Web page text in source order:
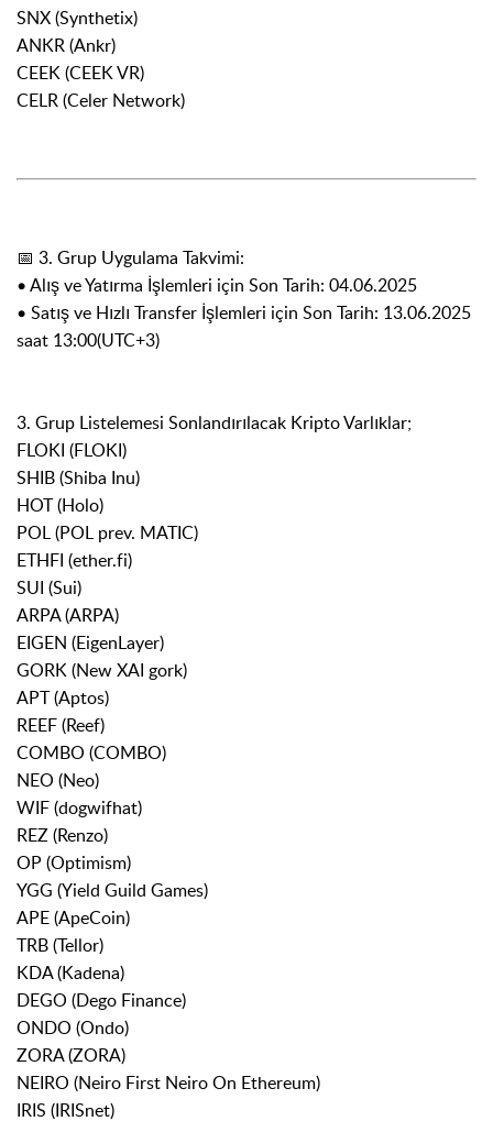
SNX (Synthetix)
ANKR (Ankr)
CEEK (CEEK VR)
CELR (Celer Network)
📅 3. Grup Uygulama Takvimi:
• Alış ve Yatırma İşlemleri için Son Tarih: 04.06.2025
• Satış ve Hızlı Transfer İşlemleri için Son Tarih: 13.06.2025
saat 13:00(UTC+3)
3. Grup Listelemesi Sonlandırılacak Kripto Varlıklar;
FLOKI (FLOKI)
SHIB (Shiba Inu)
HOT (Holo)
POL (POL prev. MATIC)
ETHFI (ether.fi)
SUI (Sui)
ARPA (ARPA)
EIGEN (EigenLayer)
GORK (New XAI gork)
APT (Aptos)
REEF (Reef)
COMBO (COMBO)
NEO (Neo)
WIF (dogwifhat)
REZ (Renzo)
OP (Optimism)
YGG (Yield Guild Games)
APE (ApeCoin)
TRB (Tellor)
KDA (Kadena)
DEGO (Dego Finance)
ONDO (Ondo)
ZORA (ZORA)
NEIRO (Neiro First Neiro On Ethereum)
IRIS (IRISnet)